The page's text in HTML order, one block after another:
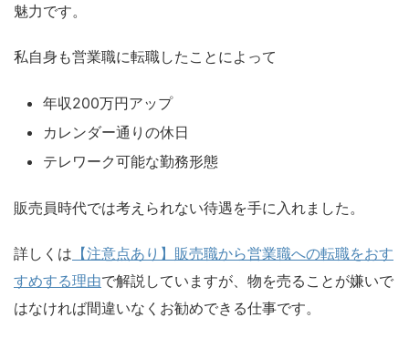
魅力です。
私自身も営業職に転職したことによって
年収200万円アップ
カレンダー通りの休日
テレワーク可能な勤務形態
販売員時代では考えられない待遇を手に入れました。
詳しくは 【注意点あり】販売職から営業職への転職をおす
すめする理由で解説していますが、物を売ることが嫌いで
はなければ間違いなくお勧めできる仕事です。